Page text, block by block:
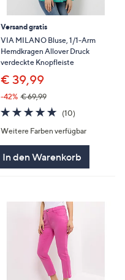
Versand gratis
VIA MILANO Bluse, 1/1-Arm
Hemdkragen Allover Druck
verdeckte Knopfleiste
€ 39,99
-42% € 69,99
4.7
von
5
(10)10
Weitere Farben verfügbar
In den Warenkorb